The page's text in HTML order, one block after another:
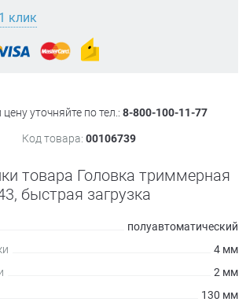
клик
уточняйте по тел.: 8-800-100-11-77
Код товара: 00106739
товара Головка триммерная
быстрая загрузка
полуавтоматический
4 мм
2 мм
130 мм